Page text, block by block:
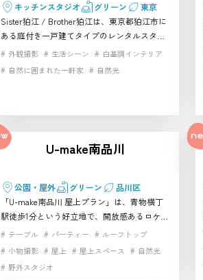
キッチンスタジオ グリーン
東京
Sister狛江 / Brother狛江は、東京都狛江市に
ある庭付き一戸建てタイプのレンタルスタジ
オです。自然光の入るリビング、キッチン、
ベッドルーム、芝生や常緑樹のある庭を活か
や、室内外を使い分けられる撮影スタジオを
探している方におすすめです。公園・屋外の
ハウススタジオ・レンタルスタジオです
外観撮影 生活シーン
白基調インテリア
自然に囲まれた一軒家
自然光
U-make南品川
公園・屋外 グリーン
品川区
「U-make南品川 屋上プラン」は、青物横丁
駅徒歩1分という好立地で、開放感あるロケー
ションが魅力の屋上型 品川 ハウススタジオ
です。自然光をたっぷり使えるため、屋上な
ティーから軽い収録まで幅広く対応する柔軟
テーブル パーティー
ルーフトップ
小物撮影
屋上 屋上スペース
自然光
野外スタジオ